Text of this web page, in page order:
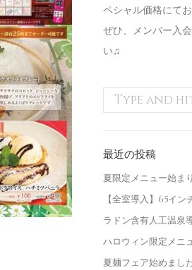
ペシャル価格にて
ぜひ、メンバー入
い♫
最近の投稿
夏限定メニュー始ま
【全室導入】65イン
ラドン含有人工温泉
ハロウィン限定メニ
夏麺フェア始めまし